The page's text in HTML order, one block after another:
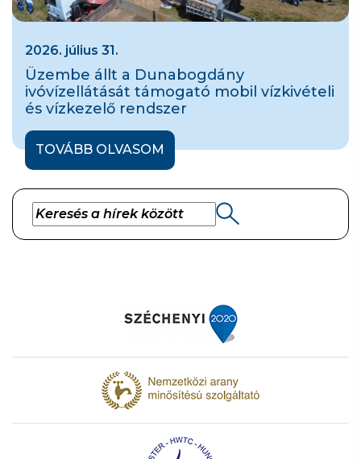
2026. július 31.
Üzembe állt a Dunabogdány
ivóvízellátását támogató mobil vízkivételi
és vízkezelő rendszer
TOVÁBB OLVASOM